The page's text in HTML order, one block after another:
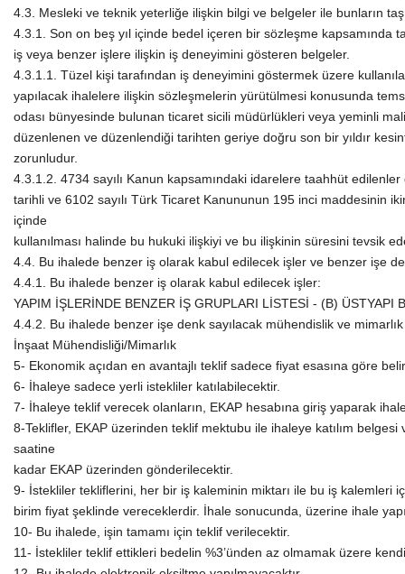
4.3. Mesleki ve teknik yeterliğe ilişkin bilgi ve belgeler ile bunların
4.3.1. Son on beş yıl içinde bedel içeren bir sözleşme
iş veya benzer işlere ilişkin iş deneyimini gösteren belgeler.
4.3.1.1. Tüzel kişi tarafından iş deneyimini göstermek üzere
yapılacak ihalelere ilişkin sözleşmelerin yürütülmesi konusunda
odası bünyesinde bulunan ticaret sicili müdürlükleri veya yeminli
düzenlenen ve düzenlendiği tarihten geriye doğru son bir yıldır
zorunludur.
4.3.1.2. 4734 sayılı Kanun kapsamındaki idarelere taahhüt
tarihli ve 6102 sayılı Türk Ticaret Kanununun 195 inci maddesinin
içinde
kullanılması halinde bu hukuki ilişkiyi ve bu ilişkinin süresini tevsik
4.4. Bu ihalede benzer iş olarak kabul edilecek işler ve benzer işe
4.4.1. Bu ihalede benzer iş olarak kabul edilecek işler:
YAPIM İŞLERİNDE BENZER İŞ GRUPLARI LİSTESİ - (B) ÜSTYAPI
4.4.2. Bu ihalede benzer işe denk sayılacak mühendislik ve
İnşaat Mühendisliği/Mimarlık
5- Ekonomik açıdan en avantajlı teklif sadece fiyat esasına göre
6- İhaleye sadece yerli istekliler katılabilecektir.
7- İhaleye teklif verecek olanların, EKAP hesabına giriş yaparak
8-Teklifler, EKAP üzerinden teklif mektubu ile ihaleye katılım
saatine
kadar EKAP üzerinden gönderilecektir.
9- İstekliler tekliflerini, her bir iş kaleminin miktarı ile bu iş kalemleri
birim fiyat şeklinde vereceklerdir. İhale sonucunda, üzerine ihale
10- Bu ihalede, işin tamamı için teklif verilecektir.
11- İstekliler teklif ettikleri bedelin %3’ünden az olmamak üzere